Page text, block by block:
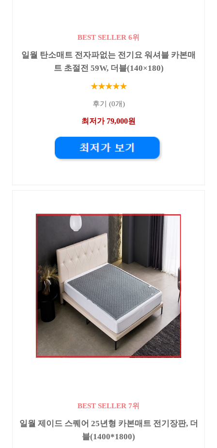
BEST SELLER 6위
일월 탄소매트 전자파없는 전기요 워셔블 카본매
트 초절전 59W, 더블(140×180)
★★★★★
후기 (0개)
최저가 79,000원
BEST SELLER 7위
일월 제이드 스퀘어 25년형 카본매트 전기장판, 더
블(1400*1800)